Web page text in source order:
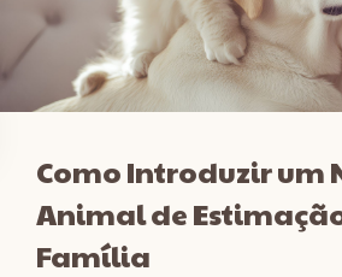
Como Introduzir um
Animal de
Família